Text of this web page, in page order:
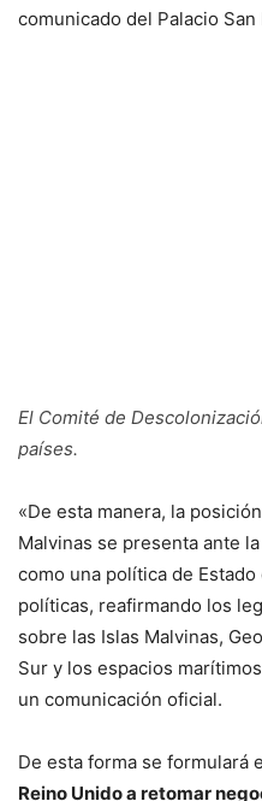
comunicado del Palacio San
El Comité de
países.
«De esta manera, la
Malvinas se presenta ante
como una política de
políticas, reafirmando los
sobre las Islas Malvinas,
Sur y los espacios
un comunicación oficial.
De esta forma se formulará
Reino Unido a retomar